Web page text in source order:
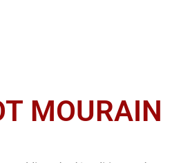
MOURAIN